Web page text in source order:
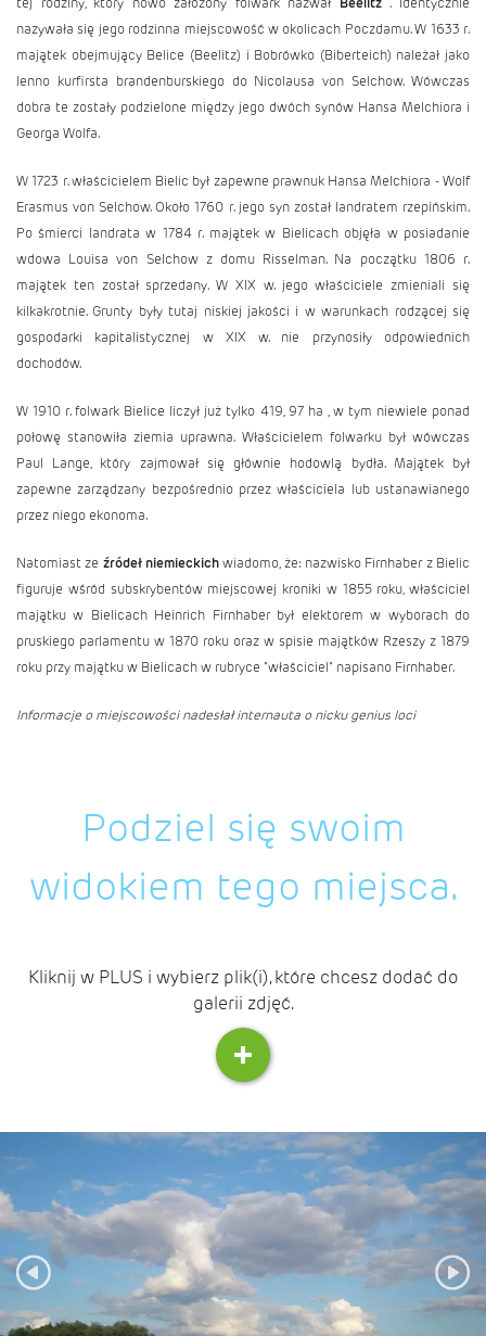
nazywała się jego rodzinna miejscowość w okolicach Poczdamu. W 1633 r.
majątek obejmujący Belice (Beelitz) i Bobrówko (Biberteich) należał jako
lenno kurfirsta brandenburskiego do Nicolausa von Selchow. Wówczas
dobra te zostały podzielone między jego dwóch synów Hansa Melchiora i
Georga Wolfa.
W 1723 r. właścicielem Bielic był zapewne prawnuk Hansa Melchiora - Wolf
Erasmus von Selchow. Około 1760 r. jego syn został landratem rzepińskim.
Po śmierci landrata w 1784 r. majątek w Bielicach objęła w posiadanie
wdowa Louisa von Selchow z domu Risselman. Na początku 1806 r.
majątek ten został sprzedany. W XIX w. jego właściciele zmieniali się
kilkakrotnie. Grunty były tutaj niskiej jakości i w warunkach rodzącej się
gospodarki kapitalistycznej w XIX w. nie przynosiły odpowiednich
dochodów.
W 1910 r. folwark Bielice liczył już tylko 419, 97 ha , w tym niewiele ponad
połowę stanowiła ziemia uprawna. Właścicielem folwarku był wówczas
Paul Lange, który zajmował się głównie hodowlą bydła. Majątek był
zapewne zarządzany bezpośrednio przez właściciela lub ustanawianego
przez niego ekonoma.
Natomiast ze źródeł niemieckich wiadomo, że: nazwisko Firnhaber z Bielic
figuruje wśród subskrybentów miejscowej kroniki w 1855 roku, właściciel
majątku w Bielicach Heinrich Firnhaber był elektorem w wyborach do
pruskiego parlamentu w 1870 roku oraz w spisie majątków Rzeszy z 1879
roku przy majątku w Bielicach w rubryce "właściciel" napisano Firnhaber.
Informacje o miejscowości nadesłał internauta o nicku genius loci
Podziel się swoim
widokiem tego miejsca.
Kliknij w PLUS i wybierz plik(i), które chcesz dodać do
galerii zdjęć.